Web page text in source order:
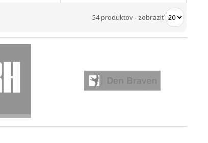
54 produktov- zobraziť